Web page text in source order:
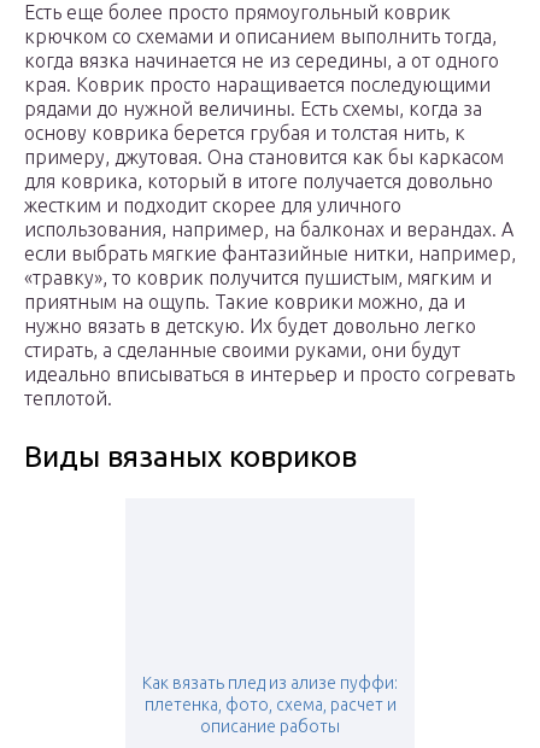
Есть еще более просто прямоугольный коврик
крючком со схемами и описанием выполнить тогда,
когда вязка начинается не из середины, а от одного
края. Коврик просто наращивается последующими
рядами до нужной величины. Есть схемы, когда за
основу коврика берется грубая и толстая нить, к
примеру, джутовая. Она становится как бы каркасом
для коврика, который в итоге получается довольно
жестким и подходит скорее для уличного
использования, например, на балконах и верандах. А
если выбрать мягкие фантазийные нитки, например,
«травку», то коврик получится пушистым, мягким и
приятным на ощупь. Такие коврики можно, да и
нужно вязать в детскую. Их будет довольно легко
стирать, а сделанные своими руками, они будут
идеально вписываться в интерьер и просто согревать
теплотой.
Виды вязаных ковриков
Как вязать плед из ализе пуффи:
плетенка, фото, схема, расчет и
описание работы